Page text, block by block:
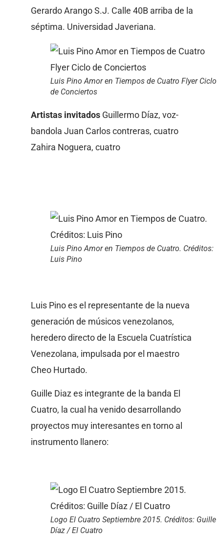
Gerardo Arango S.J. Calle 40B arriba de la
séptima. Universidad Javeriana.
Luis Pino Amor en Tiempos de Cuatro Flyer Ciclo
de Conciertos
Artistas invitadosGuillermo Díaz, voz-
bandola Juan Carlos contreras, cuatro
Zahira Noguera, cuatro
Luis Pino Amor en Tiempos de Cuatro. Créditos:
Luis Pino
Luis Pino es el representante de la nueva
generación de músicos venezolanos,
heredero directo de la Escuela Cuatrística
Venezolana, impulsada por el maestro
Cheo Hurtado.
Guille Diaz es integrante de la banda El
Cuatro, la cual ha venido desarrollando
proyectos muy interesantes en torno al
instrumento llanero:
Logo El Cuatro Septiembre 2015. Créditos: Guille
Díaz / El Cuatro